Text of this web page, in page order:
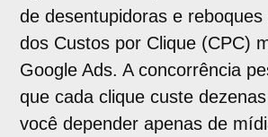
de desentupidoras e
dos Custos por Clique (CPC)
Google Ads. A concorrência
que cada clique custe
você depender apenas de